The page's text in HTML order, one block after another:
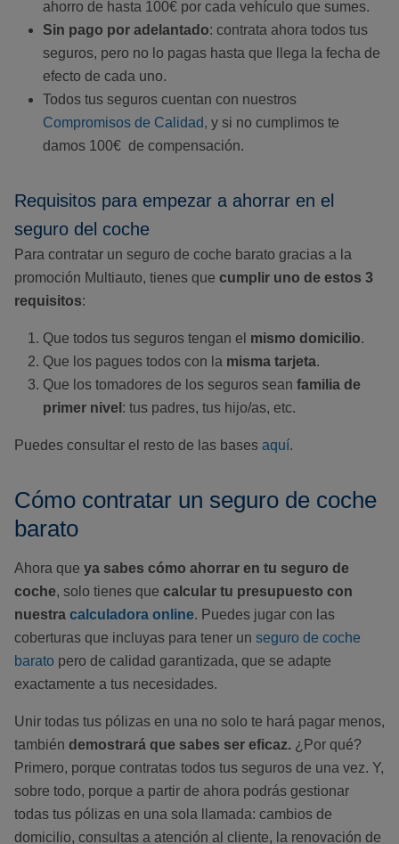
ahorro de hasta 100€ por cada vehículo que sumes.
Sin pago por adelantado: contrata ahora todos tus
seguros, pero no lo pagas hasta que llega la fecha de
efecto de cada uno.
Todos tus seguros cuentan con nuestros
Compromisos de Calidad, y si no cumplimos te
damos 100€ de compensación.
Requisitos para empezar a ahorrar en el
seguro del coche
Para contratar un seguro de coche barato gracias a la
promoción Multiauto, tienes que cumplir uno de estos 3
requisitos:
Que todos tus seguros tengan el mismo domicilio.
Que los pagues todos con la misma tarjeta.
Que los tomadores de los seguros sean familia de
primer nivel : tus padres, tus hijo/as, etc.
Puedes consultar el resto de las bases aquí.
Cómo contratar un seguro de coche
barato
Ahora que ya sabes cómo ahorrar en tu seguro de
coche, solo tienes que calcular tu presupuesto con
nuestra calculadora online. Puedes jugar con las
coberturas que incluyas para tener un seguro de coche
barato pero de calidad garantizada, que se adapte
exactamente a tus necesidades.
Unir todas tus pólizas en una no solo te hará pagar menos,
también demostrará que sabes ser eficaz. ¿Por qué?
Primero, porque contratas todos tus seguros de una vez. Y,
sobre todo, porque a partir de ahora podrás gestionar
todas tus pólizas en una sola llamada: cambios de
domicilio, consultas a atención al cliente, la renovación de